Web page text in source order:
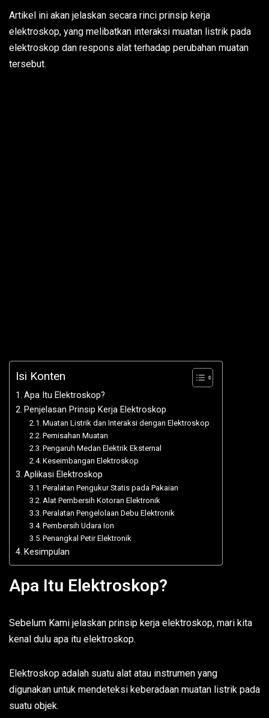
Artikel ini akan jelaskan secara rinci prinsip kerja
elektroskop, yang melibatkan interaksi muatan listrik pada
elektroskop dan respons alat terhadap perubahan muatan
tersebut.
Isi Konten
Apa Itu Elektroskop?
Penjelasan Prinsip Kerja Elektroskop
Muatan Listrik dan Interaksi dengan Elektroskop
Pemisahan Muatan
Pengaruh Medan Elektrik Eksternal
Keseimbangan Elektroskop
Aplikasi Elektroskop
Peralatan Pengukur Statis pada Pakaian
Alat Pembersih Kotoran Elektronik
Peralatan Pengelolaan Debu Elektronik
Pembersih Udara Ion
Penangkal Petir Elektronik
Kesimpulan
Apa Itu Elektroskop?
Sebelum Kami jelaskan prinsip kerja elektroskop, mari kita
kenal dulu apa itu elektroskop.
Elektroskop adalah suatu alat atau instrumen yang
digunakan untuk mendeteksi keberadaan muatan listrik pada
suatu objek.